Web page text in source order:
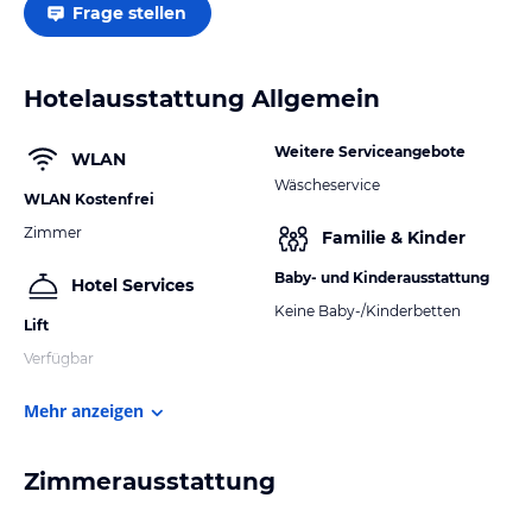
Frage stellen
Hotelausstattung Allgemein
WLAN
WLAN Kostenfrei
Zimmer
Hotel Services
Lift
Verfügbar
Weitere Serviceangebote
Wäscheservice
Familie & Kinder
Baby- und Kinderausstattung
Keine Baby-/Kinderbetten
Mehr anzeigen
Zimmerausstattung